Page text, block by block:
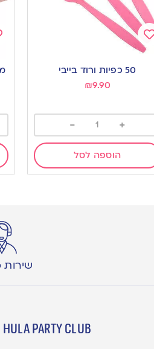
Add
50 כפיות ורוד בייבי
₪9.90
+
-
הוספה לסל
שירות
hula party club